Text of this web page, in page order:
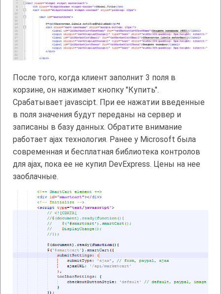
После того, когда клиент заполнит 3 поля в
корзине, он нажимает кнопку "Купить".
Срабатывает javascipt. При ее нажатии введенные
в поля значения будут переданы на сервер и
записаны в базу данных. Обратите внимание
работает ajax технология. Ранее у Microsoft была
современная и бесплатная библиотека контролов
для ajax, пока ее не купил DevExpress. Цены на нее
заоблачные.